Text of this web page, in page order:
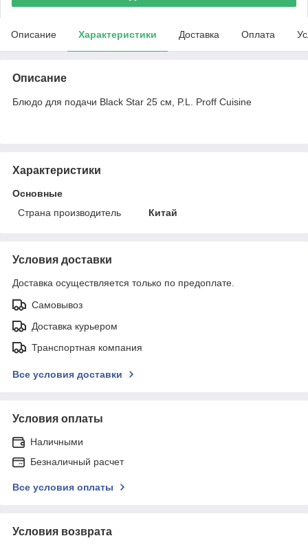
Описание Характеристики Доставка Оплата
Описание
Блюдо для подачи Black Star 25 см, P.L. Proff Cuisine
Характеристики
Основные
Страна производитель
Китай
Условия доставки
Доставка осуществляется только по предоплате.
Самовывоз
Доставка курьером
Транспортная компания
Все условия доставки
Условия оплаты
Наличными
Безналичный расчет
Все условия оплаты
Условия возврата